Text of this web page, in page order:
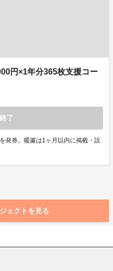
円×1年分365枚支援コー
了
発券。暖簾は1ヶ月以内に掲載・設
ェクトを見る